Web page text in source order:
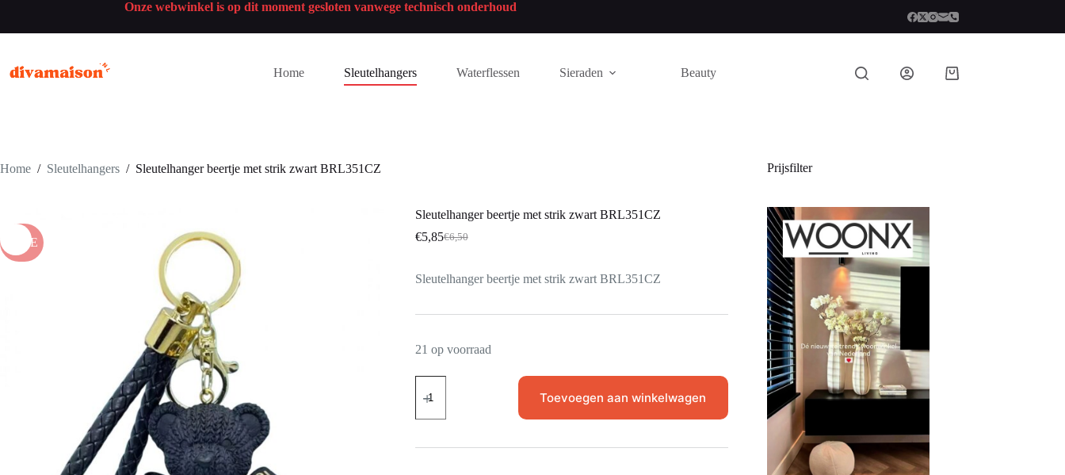
Onze webwinkel is op dit moment gesloten vanwege technisch onderhoud
Home Sleutelhangers Waterflessen Sieraden Beauty
Home / Sleutelhangers / Sleutelhanger beertje met strik zwart BRL351CZ
SALE
Sleutelhanger beertje met strik zwart BRL351CZ
€6,50
€5,85
Sleutelhanger beertje met strik zwart BRL351CZ
21 op voorraad
Toevoegen aan winkelwagen
Prijsfilter